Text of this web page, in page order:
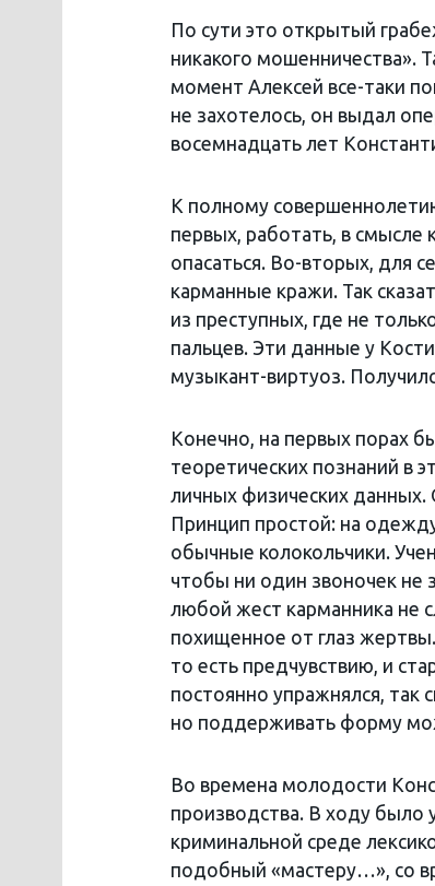
По сути это открытый
никакого мошенничества».
момент Алексей все-таки
не захотелось, он выдал
восемнадцать лет
К полному
первых, работать, в смысле
опасаться. Во-вторых, для
карманные кражи. Так
из преступных, где не
пальцев. Эти данные у
музыкант-виртуоз.
Конечно, на первых порах
теоретических познаний в
личных физических
Принцип простой: на
обычные колокольчики.
чтобы ни один звоночек не
любой жест карманника не
похищенное от глаз
то есть предчувствию, и
постоянно упражнялся, так
но поддерживать форму
Во времена молодости
производства. В ходу было
криминальной среде
подобный «мастеру…», со